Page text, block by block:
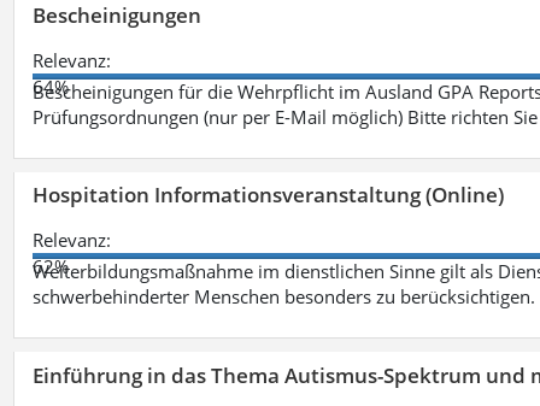
Bescheinigungen
Relevanz:
64%
Bescheinigungen für die Wehrpflicht im Ausland GPA
Prüfungsordnungen (nur per E-Mail möglich) Bitte richten
Hospitation Informationsveranstaltung (Online)
Relevanz:
62%
Weiterbildungsmaßnahme im dienstlichen Sinne gilt als
schwerbehinderter Menschen besonders zu berücksichtigen.
Einführung in das Thema Autismus-Spektrum